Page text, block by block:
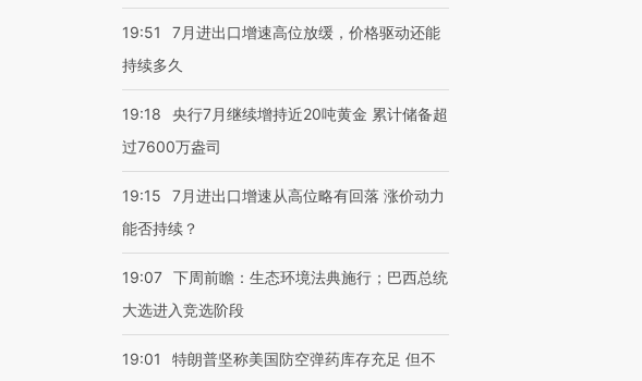
19:51
7月进出口增速高位放缓，价格驱动还能
持续多久
19:18
央行7月继续增持近20吨黄金 累计储备超
过7600万盎司
19:15
7月进出口增速从高位略有回落 涨价动力
能否持续？
19:07 下周前瞻：生态环境法典施行；巴西总统
大选进入竞选阶段
19:01
特朗普坚称美国防空弹药库存充足 但不